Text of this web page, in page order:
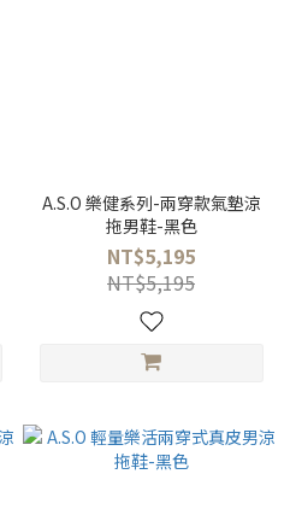
A.S.O 樂健系列-兩穿款氣墊涼
拖男鞋-黑色
NT$5,195
NT$5,195